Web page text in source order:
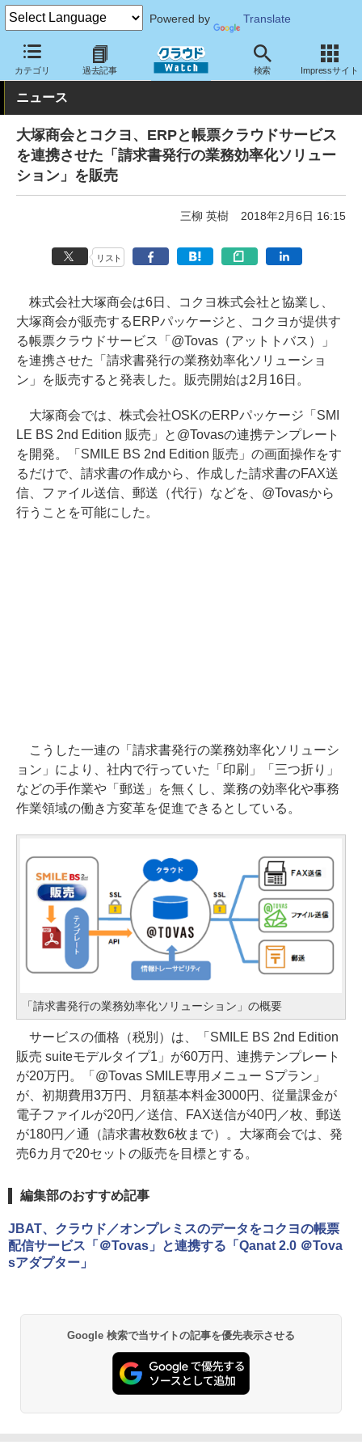
Powered by Translate
カテゴリ 過去記事 検索 Impressサイト
クラウド Watch サービス・ソフト サービス 業務関連
ニュース
大塚商会とコクヨ、ERPと帳票クラウドサービス
を連携させた「請求書発行の業務効率化ソリュー
ション」を販売
三柳 英樹 2018年2月6日 16:15
リスト
株式会社大塚商会は6日、コクヨ株式会社と協業し、
大塚商会が販売するERPパッケージと、コクヨが提供す
る帳票クラウドサービス「@Tovas（アットトバス）」
を連携させた「請求書発行の業務効率化ソリューショ
ン」を販売すると発表した。販売開始は2月16日。
大塚商会では、株式会社OSKのERPパッケージ「SMI
LE BS 2nd Edition 販売」と@Tovasの連携テンプレート
を開発。「SMILE BS 2nd Edition 販売」の画面操作をす
るだけで、請求書の作成から、作成した請求書のFAX送
信、ファイル送信、郵送（代行）などを、@Tovasから
行うことを可能にした。
こうした一連の「請求書発行の業務効率化ソリューシ
ョン」により、社内で行っていた「印刷」「三つ折り」
などの手作業や「郵送」を無くし、業務の効率化や事務
作業領域の働き方変革を促進できるとしている。
「請求書発行の業務効率化ソリューション」の概要
サービスの価格（税別）は、「SMILE BS 2nd Edition
販売 suiteモデルタイプ1」が60万円、連携テンプレート
が20万円。「@Tovas SMILE専用メニュー Sプラン」
が、初期費用3万円、月額基本料金3000円、従量課金が
電子ファイルが20円／送信、FAX送信が40円／枚、郵送
が180円／通（請求書枚数6枚まで）。大塚商会では、発
売6カ月で20セットの販売を目標とする。
編集部のおすすめ記事
JBAT、クラウド／オンプレミスのデータをコクヨの帳票
配信サービス「＠Tovas」と連携する「Qanat 2.0 ＠Tova
sアダプター」
Google 検索で当サイトの記事を優先表示させる